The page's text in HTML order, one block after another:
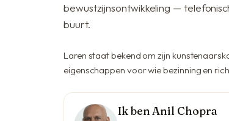
bewustzijnsontwikkeling —
buurt.
Laren staat bekend om zijn
eigenschappen voor wie bezinning en
Ik ben Anil Chopra